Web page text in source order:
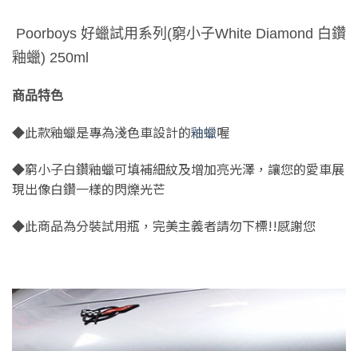
Poorboys 好蠟試用系列(窮小子White Diamond 白鑽
釉蠟) 250ml
商品特色
◆此款釉蠟是專為淺色車設計的釉蠟喔
◆窮小子白鑽釉蠟可填補細紋及增加亮光澤，讓您的愛車展
現出像白鑽一樣的閃爍光芒
◆此商品為分裝試用瓶，完美主義者請勿下標!!感謝您